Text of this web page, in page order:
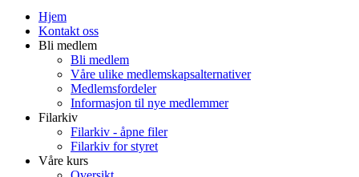
Hjem
Kontakt oss
Bli medlem
Bli medlem
Våre ulike medlemskapsalternativer
Medlemsfordeler
Informasjon til nye medlemmer
Filarkiv
Filarkiv - åpne filer
Filarkiv for styret
Våre kurs